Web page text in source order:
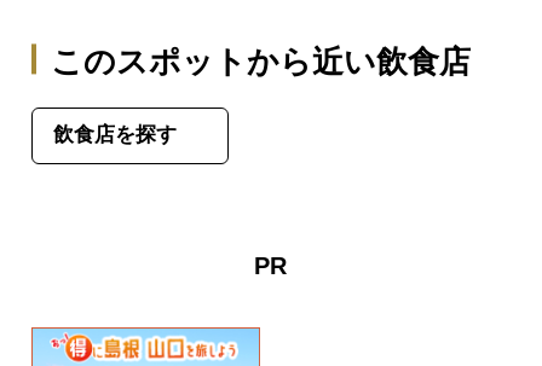
このスポットから近い飲食店
飲食店を探す
PR